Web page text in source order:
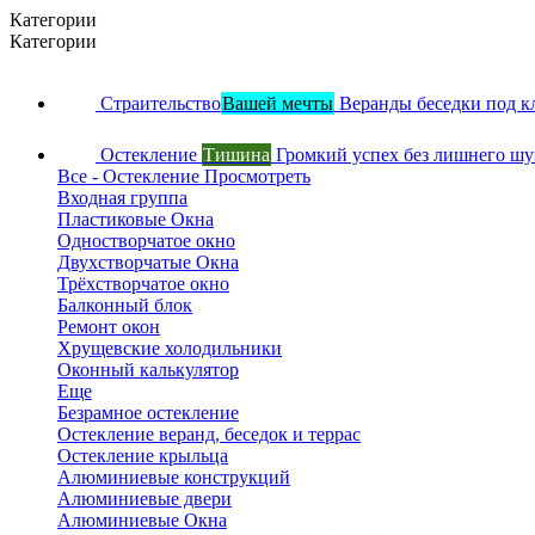
Категории
Категории
СтраительствоВашей мечты Веранды беседки под
Остекление Тишина Громкий успех без лишнего
Все - Остекление Просмотреть
Входная группа
Пластиковые Окна
Одностворчатое окно
Двухстворчатые Окна
Трёхстворчатое окно
Балконный блок
Ремонт окон
Хрущевские холодильники
Оконный калькулятор
Еще
Безрамное остекление
Остекление веранд, беседок и террас
Остекление крыльца
Алюминиевые конструкций
Алюминиевые двери
Алюминиевые Окна